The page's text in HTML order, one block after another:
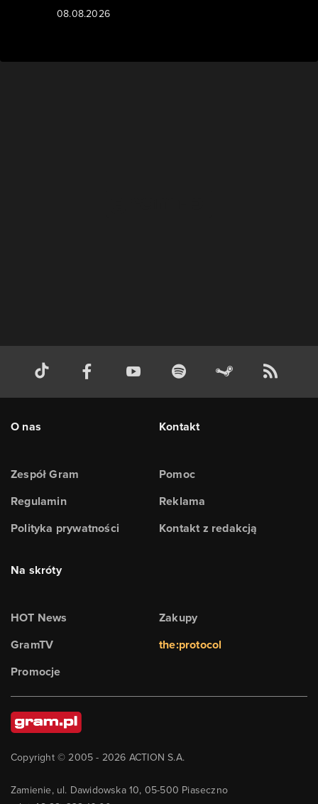
08.08.2026
O nas
Zespół Gram
Regulamin
Polityka prywatności
Kontakt
Pomoc
Reklama
Kontakt z redakcją
Na skróty
HOT News
GramTV
Promocje
Zakupy
the:protocol
Copyright © 2005 - 2026 ACTION S.A.
Zamienie, ul. Dawidowska 10, 05-500 Piaseczno